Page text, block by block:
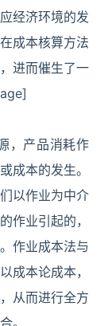
经济环境的发
成本核算方法
进而催生了一
，产品消耗作
成本的发生。
以作业为中介
作业引起的，
作业成本法与
成本论成本，
从而进行全方
。